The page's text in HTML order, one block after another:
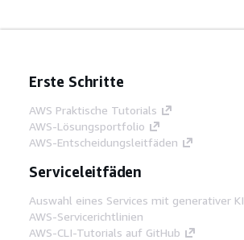
Erste Schritte
AWS Praktische Tutorials
AWS-Lösungsportfolio
AWS-Entscheidungsleitfäden
Serviceleitfäden
Auswahl eines Services mit generativer KI
AWS-Servicerichtlinien
AWS-CLI-Tutorials auf GitHub